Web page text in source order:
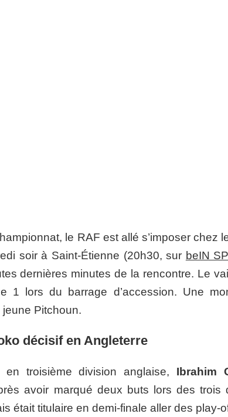
le RAF est allé s’imposer chez
soir à Saint-Étienne (20h30, sur beIN
dernières minutes de la rencontre. Le
1 lors du barrage d’accession. Une
Pitchoun.
décisif en Angleterre
troisième division anglaise, Ibrahim
avoir marqué deux buts lors des trois
était titulaire en demi-finale aller des play-